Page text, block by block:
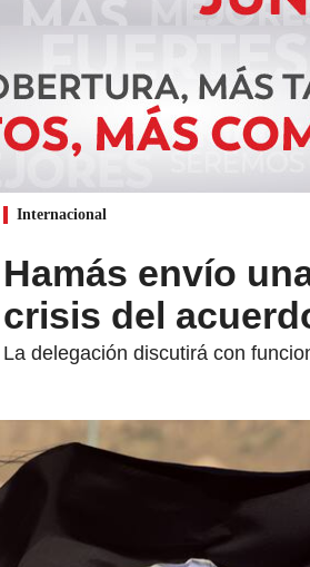
Internacional
Hamás envío
crisis del
La delegación discutirá con